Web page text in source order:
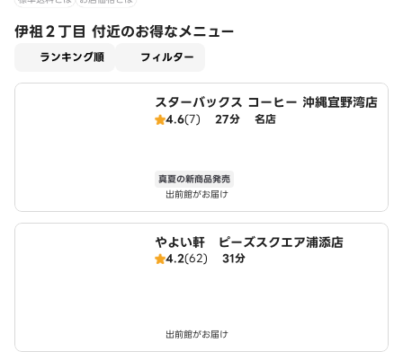
伊祖２丁目 付近のお得なメニュー
ランキング順 フィルター
スターバックス コーヒー 沖縄宜野湾店
4.6(7) 27分 名店
真夏の新商品発売
出前館がお届け
やよい軒 ピーズスクエア浦添店
4.2(62) 31分
出前館がお届け